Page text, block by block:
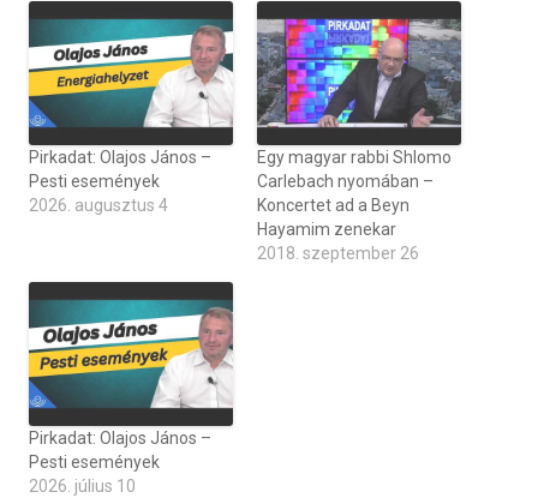
Pirkadat: Olajos János –
Pesti események
2026. augusztus 4
Egy magyar rabbi Shlomo
Carlebach nyomában –
Koncertet ad a Beyn
Hayamim zenekar
2018. szeptember 26
Pirkadat: Olajos János –
Pesti események
2026. július 10